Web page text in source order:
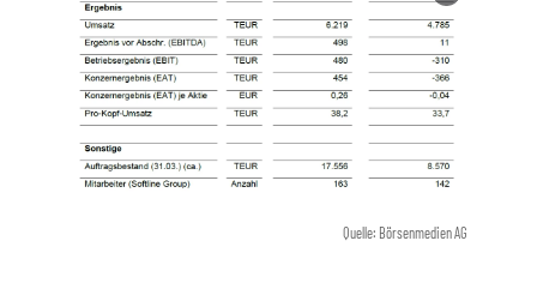
Quelle: Börsenmedien AG